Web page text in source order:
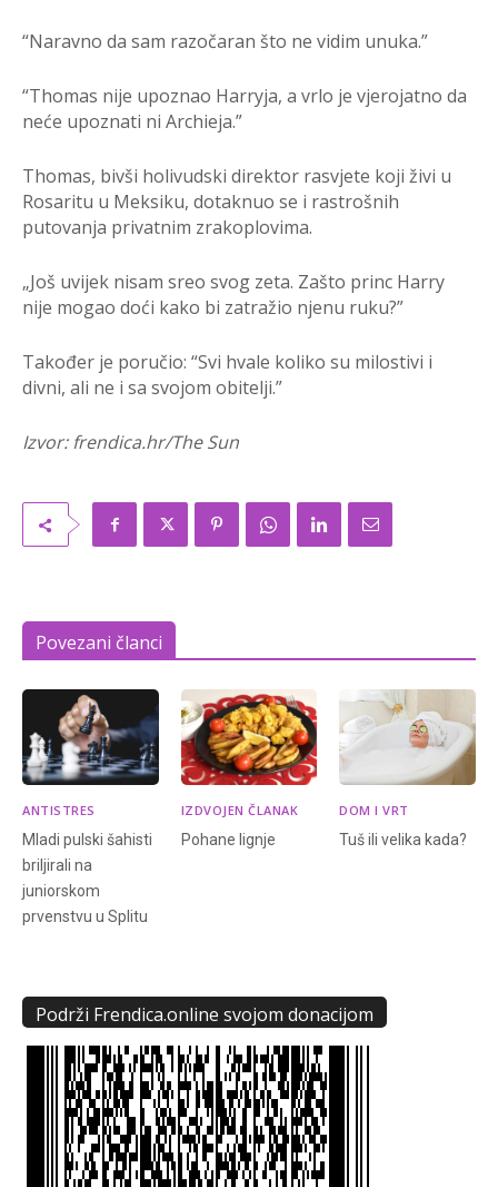
“Naravno da sam razočaran što ne vidim unuka.”
“Thomas nije upoznao Harryja, a vrlo je vjerojatno da
neće upoznati ni Archieja.”
Thomas, bivši holivudski direktor rasvjete koji živi u
Rosaritu u Meksiku, dotaknuo se i rastrošnih
putovanja privatnim zrakoplovima.
„Još uvijek nisam sreo svog zeta. Zašto princ Harry
nije mogao doći kako bi zatražio njenu ruku?”
Također je poručio: “Svi hvale koliko su milostivi i
divni, ali ne i sa svojom obitelji.”
Izvor: frendica.hr/The Sun
Povezani članci
ANTISTRES
Mladi pulski šahisti
briljirali na
juniorskom
prvenstvu u Splitu
IZDVOJEN ČLANAK
Pohane lignje
DOM I VRT
Tuš ili velika kada?
Podrži Frendica.online svojom donacijom